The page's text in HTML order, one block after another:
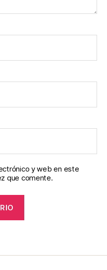
y web en este
que comente.